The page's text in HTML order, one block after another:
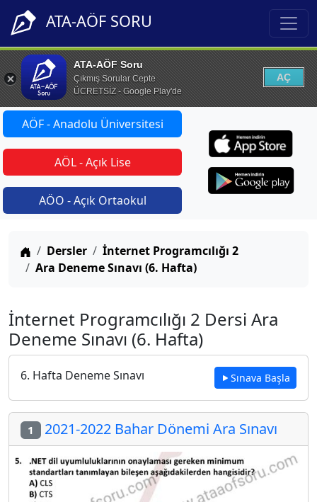
ATA-AÖF SORU
ATA-AÖF Soru
Çıkmış Sorular Cepte
ÜCRETSİZ - Google Play'de
AÇ
AÖF - Anadolu Üniversitesi
AÖL - Açık Lise
AÖO - Açık Ortaokul
Anasayfa
Dersler
İnternet Programcılığı 2
Ara Deneme Sınavı (6. Hafta)
İnternet Programcılığı 2 Dersi Ara
Deneme Sınavı (6. Hafta)
6. Hafta Deneme Sınavı Sınava Başla
1 2021-2022 Bahar Dönemi Ara Sınavı